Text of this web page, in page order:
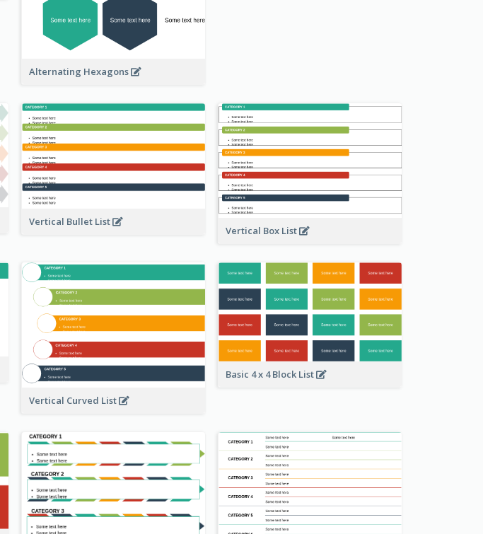
Alternating Hexagons
Vertical Bullet List
Vertical Box List
Vertical Curved List
Basic 4 x 4 Block List